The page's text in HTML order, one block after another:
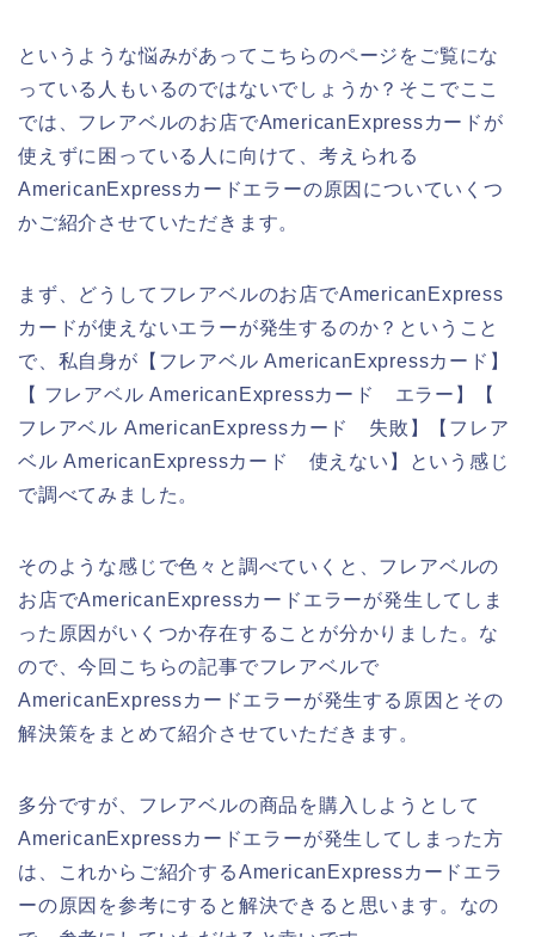
というような悩みがあってこちらのページをご覧にな
っている人もいるのではないでしょうか？そこでここ
では、フレアベルのお店でAmericanExpressカードが
使えずに困っている人に向けて、考えられる
AmericanExpressカードエラーの原因についていくつ
かご紹介させていただきます。
まず、どうしてフレアベルのお店でAmericanExpress
カードが使えないエラーが発生するのか？ということ
で、私自身が【フレアベル AmericanExpressカード】
【 フレアベル AmericanExpressカード エラー】【
フレアベル AmericanExpressカード 失敗】【フレア
ベル AmericanExpressカード 使えない】という感じ
で調べてみました。
そのような感じで色々と調べていくと、フレアベルの
お店でAmericanExpressカードエラーが発生してしま
った原因がいくつか存在することが分かりました。な
ので、今回こちらの記事でフレアベルで
AmericanExpressカードエラーが発生する原因とその
解決策をまとめて紹介させていただきます。
多分ですが、フレアベルの商品を購入しようとして
AmericanExpressカードエラーが発生してしまった方
は、これからご紹介するAmericanExpressカードエラ
ーの原因を参考にすると解決できると思います。なの